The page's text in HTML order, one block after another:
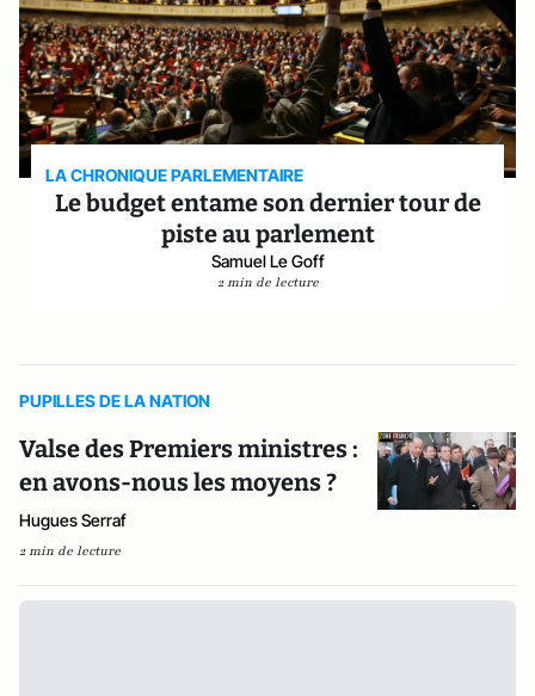
LA CHRONIQUE PARLEMENTAIRE
Le budget entame son dernier tour de
piste au parlement
Samuel Le Goff
2 min de lecture
PUPILLES DE LA NATION
Valse des Premiers ministres :
en avons-nous les moyens ?
Hugues Serraf
2 min de lecture